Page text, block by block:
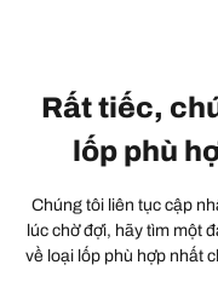
Rất tiếc,
lốp phù
Chúng tôi liên tục cập
lúc chờ đợi, hãy tìm một
về loại lốp phù hợp nhất